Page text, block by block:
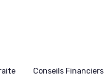
Conseils Financiers